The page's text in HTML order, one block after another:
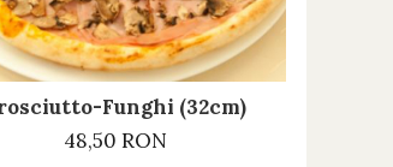
Funghi (32cm)
48,50 RON